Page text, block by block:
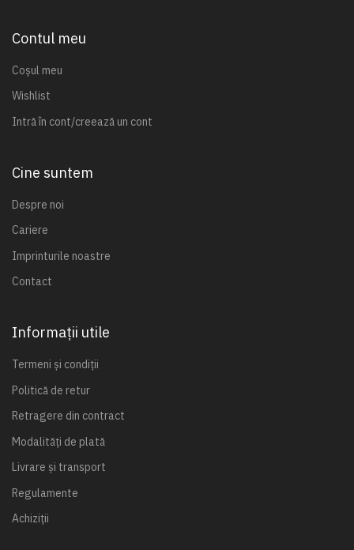
Contul meu
Coșul meu
Wishlist
Intră în cont/creează un cont
Cine suntem
Despre noi
Cariere
Imprinturile noastre
Contact
Informații utile
Termeni și condiții
Politică de retur
Retragere din contract
Modalități de plată
Livrare și transport
Regulamente
Achiziții